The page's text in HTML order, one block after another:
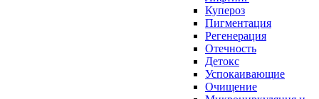
Купероз
Пигментация
Регенерация
Отечность
Детокс
Успокаивающие
Очищение